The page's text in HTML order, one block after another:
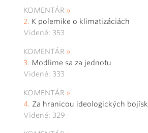
KOMENTÁR
K polemike o klimatizáciách
Videné: 353
KOMENTÁR
Modlime sa za jednotu
Videné: 333
KOMENTÁR
Za hranicou ideologických bojísk
Videné: 329